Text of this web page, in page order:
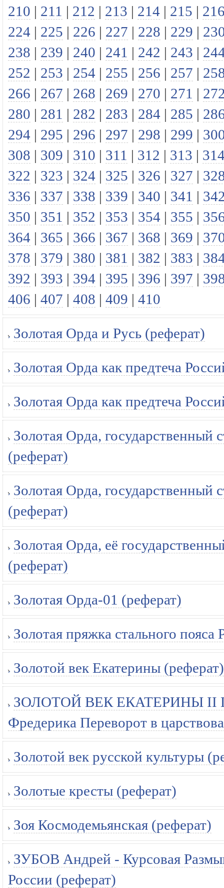
210 | 211 | 212 | 213 | 214 | 215 |
224 | 225 | 226 | 227 | 228 | 229 |
238 | 239 | 240 | 241 | 242 | 243 |
252 | 253 | 254 | 255 | 256 | 257 |
266 | 267 | 268 | 269 | 270 | 271 |
280 | 281 | 282 | 283 | 284 | 285 |
294 | 295 | 296 | 297 | 298 | 299 |
308 | 309 | 310 | 311 | 312 | 313 |
322 | 323 | 324 | 325 | 326 | 327 |
336 | 337 | 338 | 339 | 340 | 341 |
350 | 351 | 352 | 353 | 354 | 355 |
364 | 365 | 366 | 367 | 368 | 369 |
378 | 379 | 380 | 381 | 382 | 383 |
392 | 393 | 394 | 395 | 396 | 397 |
406 | 407 | 408 | 409 | 410
Золотая Орда и Русь (реферат)
Золотая Орда как предтеча
Золотая Орда как предтеча
Золотая Орда, государственный
(реферат)
Золотая Орда, государственный
(реферат)
Золотая Орда, её
(реферат)
Золотая Орда-01 (реферат)
Золотая пряжка стального пояса
Золотой век Екатерины (реферат)
ЗОЛОТОЙ ВЕК ЕКАТЕРИНЫ II
Фредерика Переворот в
Золотой век русской культуры
Золотые кресты (реферат)
Зоя Космодемьянская (реферат)
ЗУБОВ Андрей - Курсовая
России (реферат)